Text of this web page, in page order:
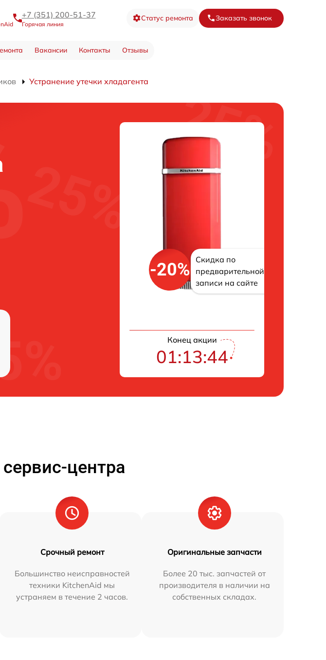
+7 (351) 200-51-37
Горячая линия
Статус ремонта Заказать звонок
Вакансии Контакты Отзывы
Устранение утечки хладагента
-20%
Скидка по
предварительной
записи на сайте
Конец акции
01:13:43
центра
Срочный ремонт
Большинство неисправностей
техники KitchenAid мы
устраняем в течение 2 часов.
Оригинальные запчасти
Более 20 тыс. запчастей от
производителя в наличии на
собственных складах.